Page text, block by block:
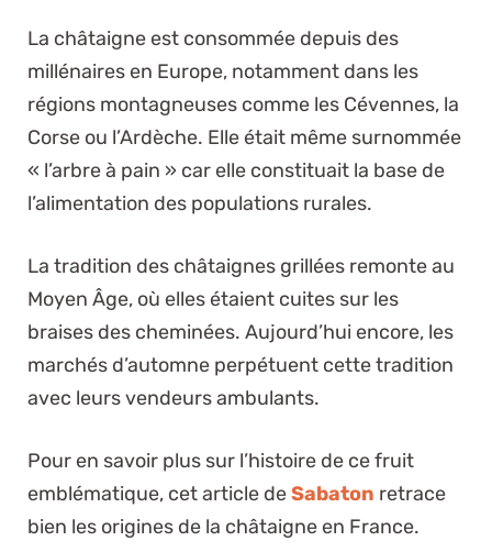
La châtaigne est consommée depuis des
millénaires en Europe, notamment dans les
régions montagneuses comme les Cévennes, la
Corse ou l’Ardèche. Elle était même surnommée
« l’arbre à pain » car elle constituait la base de
l’alimentation des populations rurales.
La tradition des châtaignes grillées remonte au
Moyen Âge, où elles étaient cuites sur les
braises des cheminées. Aujourd’hui encore, les
marchés d’automne perpétuent cette tradition
avec leurs vendeurs ambulants.
Pour en savoir plus sur l’histoire de ce fruit
emblématique, cet article deSabaton retrace
bien les origines de la châtaigne en France.